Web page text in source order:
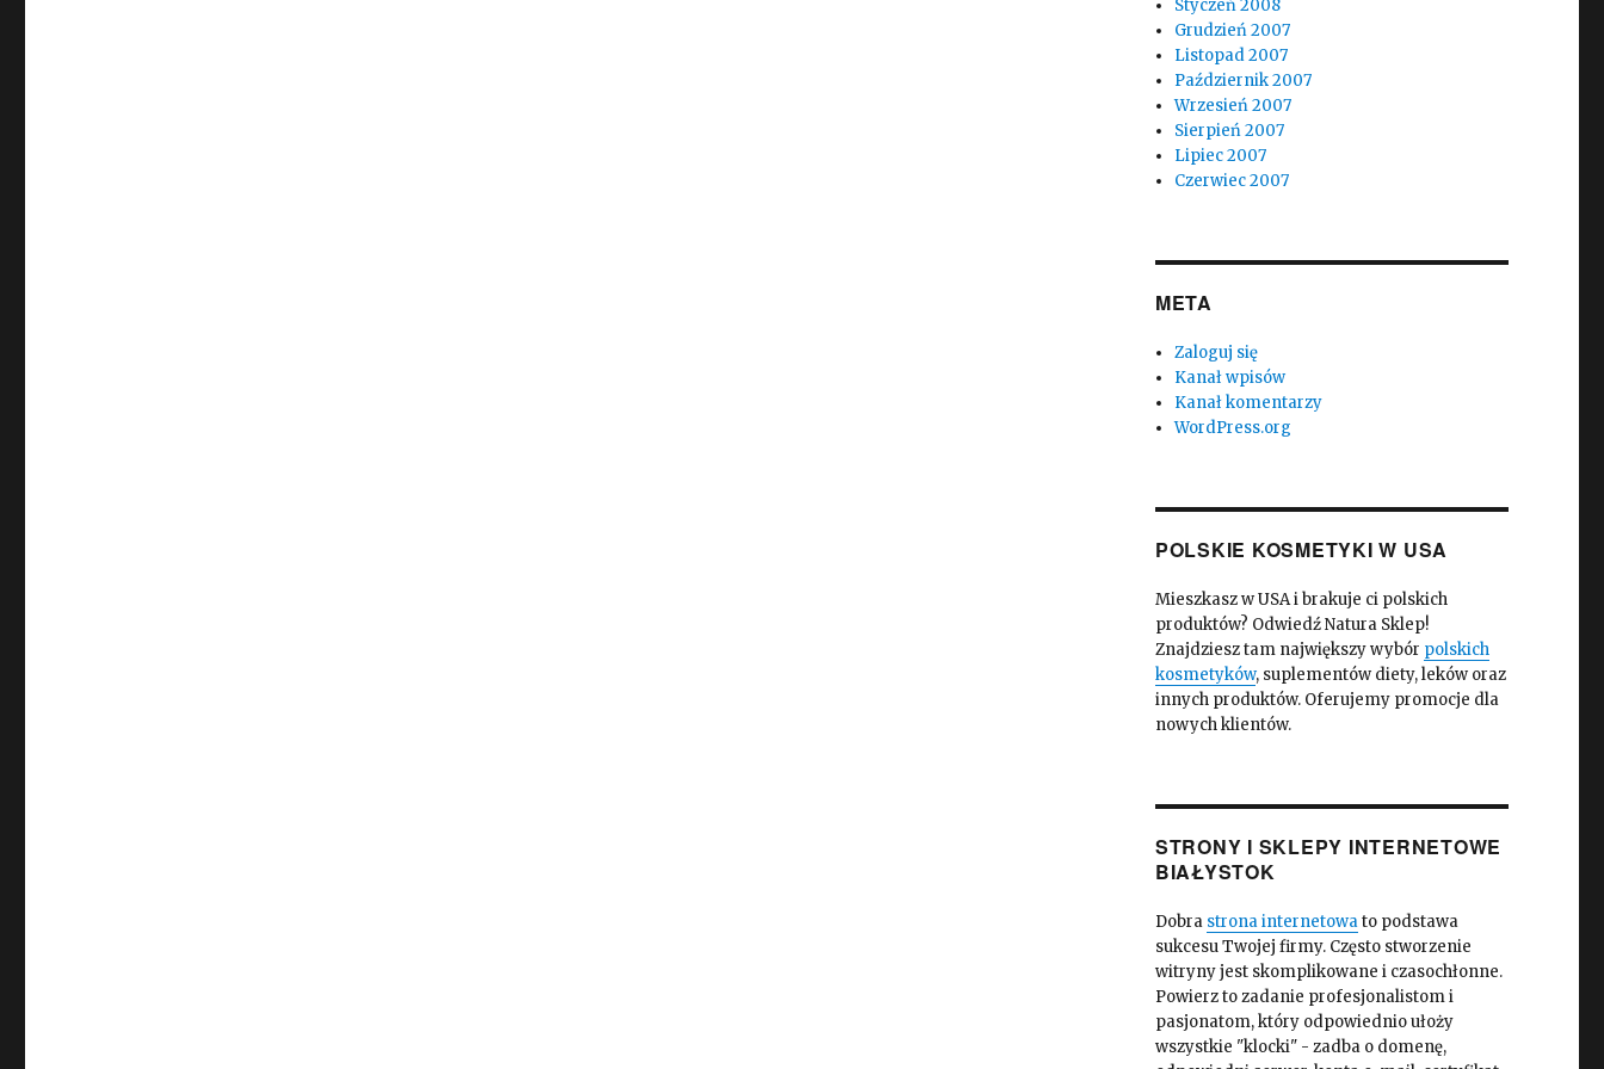
Styczeń 2008
Grudzień 2007
Listopad 2007
Październik 2007
Wrzesień 2007
Sierpień 2007
Lipiec 2007
Czerwiec 2007
META
Zaloguj się
Kanał wpisów
Kanał komentarzy
WordPress.org
POLSKIE KOSMETYKI W USA
Mieszkasz w USA i brakuje ci polskich
produktów? Odwiedź Natura Sklep!
Znajdziesz tam największy wybór polskich
kosmetyków, suplementów diety, leków oraz
innych produktów. Oferujemy promocje dla
nowych klientów.
STRONY I SKLEPY INTERNETOWE
BIAŁYSTOK
Dobra strona internetowato podstawa
sukcesu Twojej firmy. Często stworzenie
witryny jest skomplikowane i czasochłonne.
Powierz to zadanie profesjonalistom i
pasjonatom, który odpowiednio ułoży
wszystkie "klocki" - zadba o domenę,